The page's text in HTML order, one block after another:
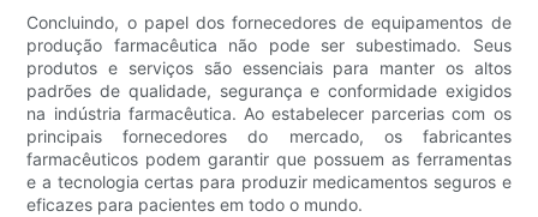
Concluindo, o papel dos fornecedores de equipamentos de
produção farmacêutica não pode ser subestimado. Seus
produtos e serviços são essenciais para manter os altos
padrões de qualidade, segurança e conformidade exigidos
na indústria farmacêutica. Ao estabelecer parcerias com os
principais fornecedores do mercado, os fabricantes
farmacêuticos podem garantir que possuem as ferramentas
e a tecnologia certas para produzir medicamentos seguros e
eficazes para pacientes em todo o mundo.